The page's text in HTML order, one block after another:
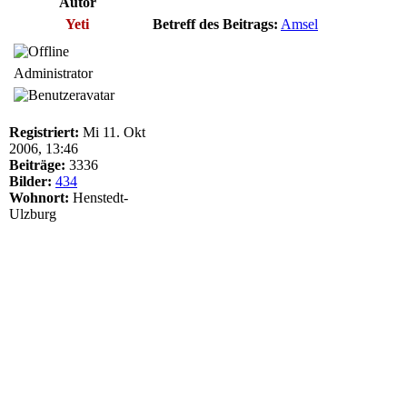
Yeti
Betreff des Beitrags: Amsel
Administrator
Registriert: Mi 11. Okt
2006, 13:46
Beiträge: 3336
Bilder: 434
Wohnort: Henstedt-
Ulzburg